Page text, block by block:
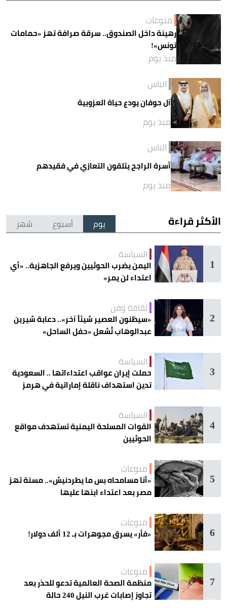
منوعات
رهينة داخل الصندوق.. سرقة صرافة تهز «حمامات
تونس»!
منذ يوم
الناس
آل حوفان يودع حياة العزوبية
منذ يوم
الناس
أسرة الراجح يتلقون التعازي في فقيدهم
منذ يوم
الأكثر قراءة يوم أسبوع شهر
1
السياسة
اليمن يضرب الحوثيين ويرفع الجاهزية.. «أي
اعتداء لن يمر»
2
ثقافة وفن
«سيظنون العصير شيئاً آخر».. دعابة شيرين
عبدالوهاب تُشعل «حفل الساحل»
3
السياسة
حملت إيران عواقب اعتداءاتها .. السعودية
تدين استهداف ناقلة إماراتية في هرمز
4
السياسة
القوات المسلحة اليمنية تستهدف مواقع
الحوثيين
5
منوعات
«أنا مسامحاه بس ما يطردنيش».. مسنة تهز
مصر بعد اعتداء ابنها عليها
6
منوعات
«فأر» يسرق مجوهرات بـ 12 ألف دولار!
7
منوعات
منظمة الصحة العالمية تدعو للحذر بعد
تجاوز إصابات غرب النيل 240 حالة